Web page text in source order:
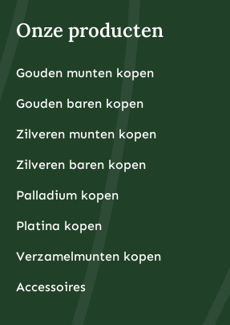
Onze producten
Gouden munten kopen
Gouden baren kopen
Zilveren munten kopen
Zilveren baren kopen
Palladium kopen
Platina kopen
Verzamelmunten kopen
Accessoires